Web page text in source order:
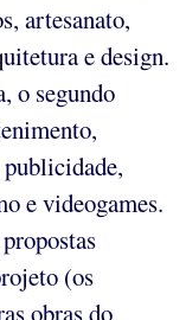
artesanato,
e design.
o segundo
e videogames.
(os
obras do